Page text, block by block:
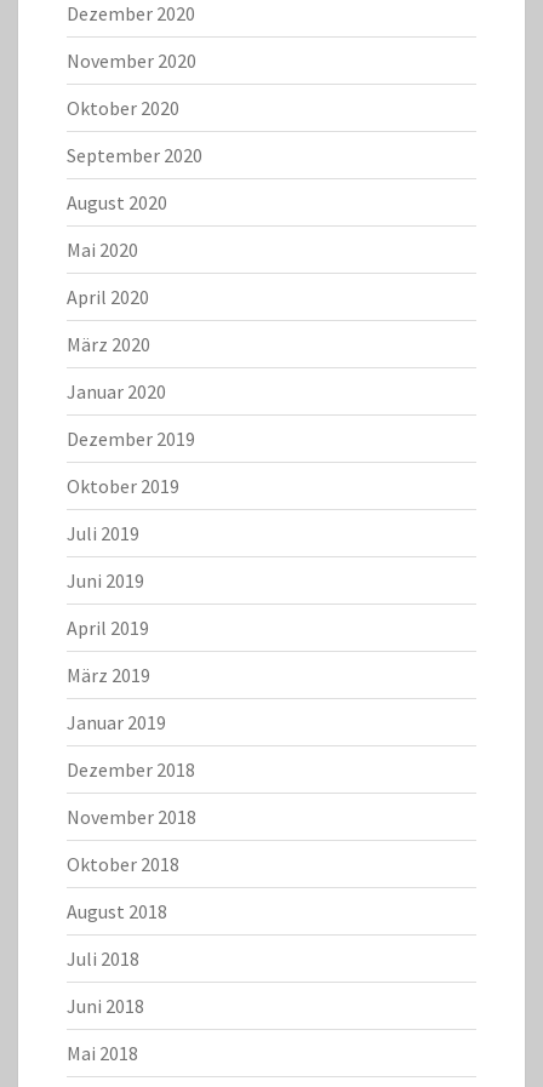
Dezember 2020
November 2020
Oktober 2020
September 2020
August 2020
Mai 2020
April 2020
März 2020
Januar 2020
Dezember 2019
Oktober 2019
Juli 2019
Juni 2019
April 2019
März 2019
Januar 2019
Dezember 2018
November 2018
Oktober 2018
August 2018
Juli 2018
Juni 2018
Mai 2018